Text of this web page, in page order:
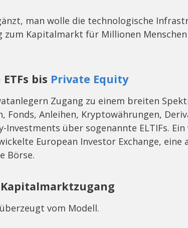
man wolle die technologische
zum Kapitalmarkt für Millionen
bis Private Equity
Zugang zu einem breiten
Fonds, Anleihen, Kryptowährungen,
Investments über sogenannte ELTIFs.
European Investor Exchange, eine
Börse.
vom Modell.